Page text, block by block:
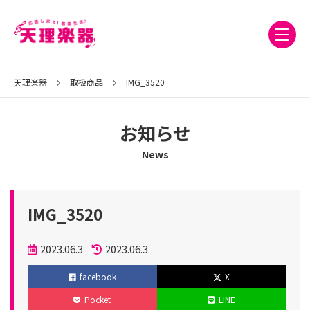
天理楽器 取扱商品 IMG_3520
お知らせ
News
IMG_3520
投
稿
日
2023.06.3
更
新
2023.06.3
facebook
X
Pocket
LINE